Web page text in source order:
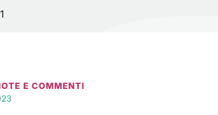
1
E COMMENTI